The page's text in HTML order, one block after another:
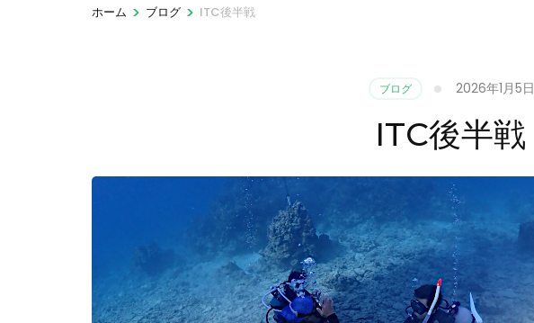
ホーム > ブログ > ITC後半戦
ブログ 2026年1月5日
ITC後半戦